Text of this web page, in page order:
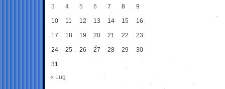
3 4 5 6 7 8 9
10 11 12 13 14 15 16
17 18 19 20 21 22 23
24 25 26 27 28 29 30
31
« Lug